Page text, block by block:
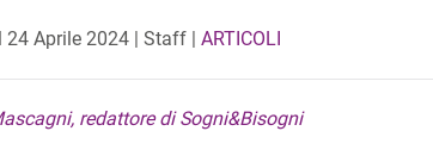
24 Aprile 2024 | Staff | ARTICOLI
redattore di Sogni&Bisogni